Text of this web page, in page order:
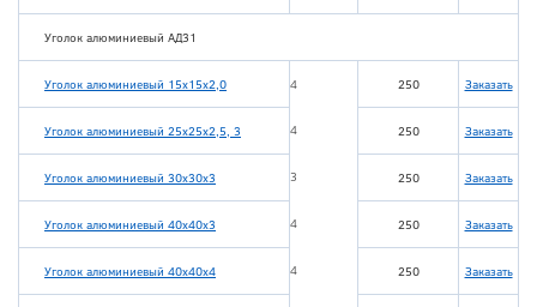
Уголок алюминиевый АД31
Уголок алюминиевый 15х15х2,0 4 250 Заказать
Уголок алюминиевый 25х25х2,5, 3 4 250 Заказать
Уголок алюминиевый 30х30х3 3 250 Заказать
Уголок алюминиевый 40х40х3 4 250 Заказать
Уголок алюминиевый 40х40х4 4 250 Заказать